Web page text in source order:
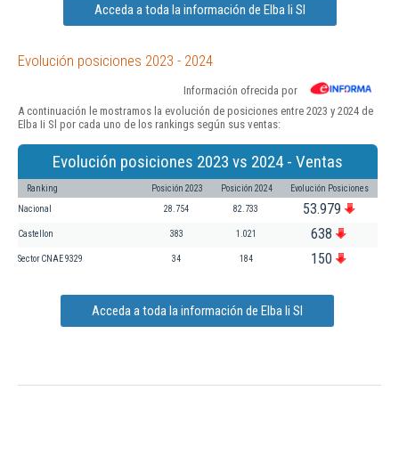
Acceda a toda la información de Elba Ii Sl
Evolución posiciones 2023 - 2024
Información ofrecida por
A continuación le mostramos la evolución de posiciones entre 2023 y 2024 de
Elba Ii Sl por cada uno de los rankings según sus ventas:
Evolución posiciones 2023 vs 2024 - Ventas
Ranking Posición 2023 Posición 2024 Evolución Posiciones
Nacional 28.754 82.733 53.979
Castellon 383 1.021 638
Sector CNAE 9329 34 184 150
Acceda a toda la información de Elba Ii Sl